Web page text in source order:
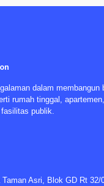
dalam membangun
rumah tinggal,
publik.
Taman Asri, Blok GD Rt 32/